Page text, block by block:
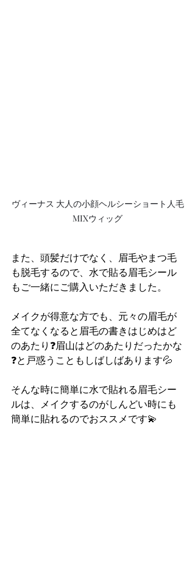
ヴィーナス 大人の小顔ヘルシーショート人毛
MIXウィッグ
また、頭髪だけでなく、眉毛やまつ毛
も脱毛するので、水で貼る眉毛シール
もご一緒にご購入いただきました。
メイクが得意な方でも、元々の眉毛が
全てなくなると眉毛の書きはじめはど
のあたり❓眉山はどのあたりだったかな
❓と戸惑うこともしばしばあります💦
そんな時に簡単に水で貼れる眉毛シー
ルは、メイクするのがしんどい時にも
簡単に貼れるのでおススメです💫